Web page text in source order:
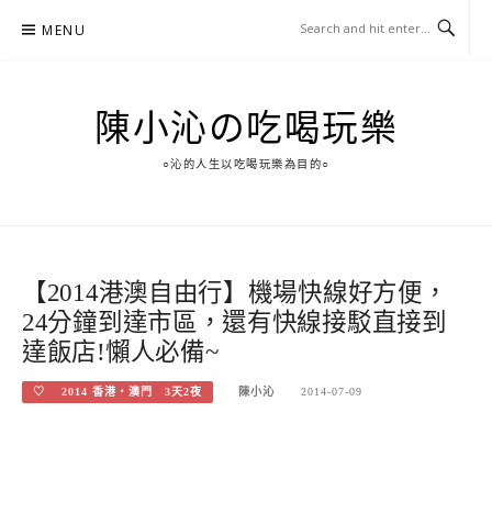
MENU
陳小沁の吃喝玩樂
○沁的人生以吃喝玩樂為目的○
【2014港澳自由行】機場快線好方便，
24分鐘到達市區，還有快線接駁直接到
達飯店!懶人必備~
♡ 2014 香港‧澳門 3天2夜 陳小沁 2014-07-09